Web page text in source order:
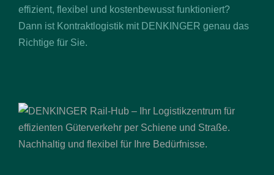
effizient, flexibel und kostenbewusst funktioniert?
Dann ist Kontraktlogistik mit DENKINGER genau das
Richtige für Sie.